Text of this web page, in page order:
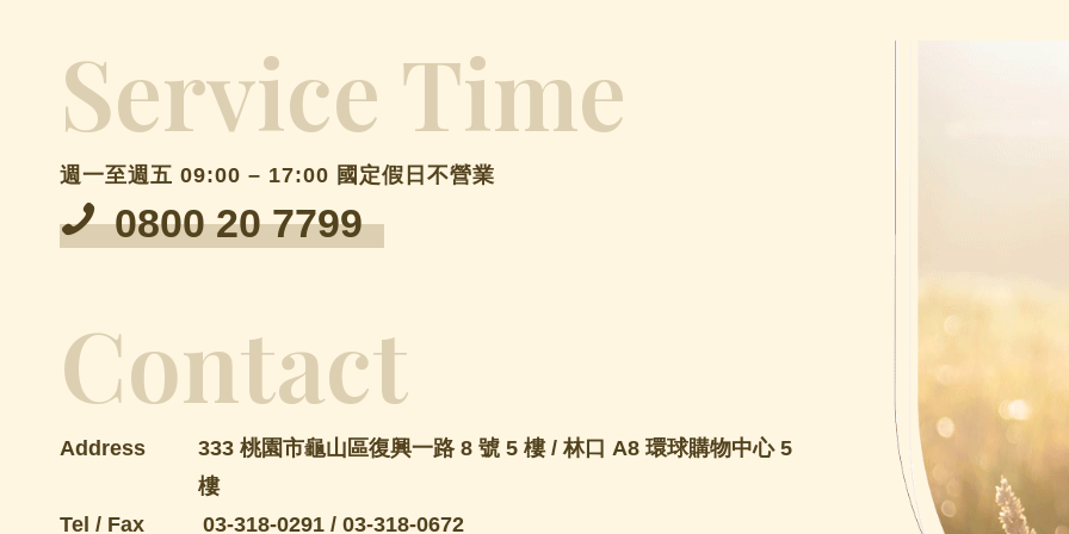
Service Time
週一至週五 09:00 – 17:00 國定假日不營業
0800 20 7799
Contact
Address
333 桃園市龜山區復興一路 8 號 5 樓 / 林口 A8 環球購物中心 5
樓
Tel / Fax
03-318-0291 / 03-318-0672